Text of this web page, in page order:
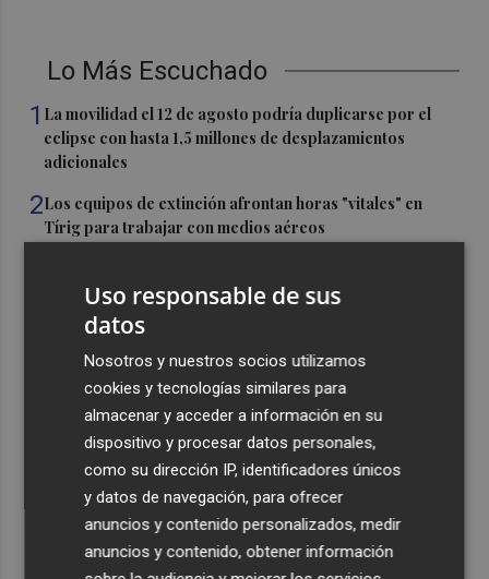
Lo Más Escuchado
1 La movilidad el 12 de agosto podría duplicarse por el
eclipse con hasta 1,5 millones de desplazamientos
adicionales
2Los equipos de extinción afrontan horas "vitales" en
Tírig para trabajar con medios aéreos
seguridad por el eclipse del día 12, con más de 24.000
efectivos
El Ayuntamiento de València lanza un decálogo para
seguir el eclipse con seguridad
Jorge Martín logra su primera 'pole position' en
Silverstone, con nuevo récord
Uso responsable de sus
datos
Nosotros y nuestros socios utilizamos
cookies y tecnologías similares para
almacenar y acceder a información en su
dispositivo y procesar datos personales,
como su dirección IP, identificadores únicos
y datos de navegación, para ofrecer
anuncios y contenido personalizados, medir
anuncios y contenido, obtener información